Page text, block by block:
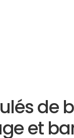
de
et